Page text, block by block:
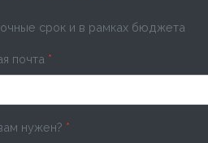
срок и в рамках бюджета
почта *
нужен? *